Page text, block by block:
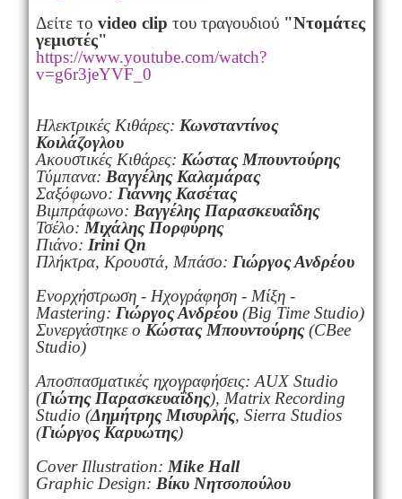
Δείτε το video clip του τραγουδιού"Ντομάτες
γεμιστές"
https://www.youtube.com/watch?
v=g6r3jeYVF_0
Ηλεκτρικές Κιθάρες: Κωνσταντίνος
Κοιλάζογλου
Ακουστικές Κιθάρες: Κώστας Μπουντούρης
Τύμπανα: Βαγγέλης Καλαμάρας
Σαξόφωνο: Γιάννης Κασέτας
Βιμπράφωνο: Βαγγέλης Παρασκευαΐδης
Τσέλο:Μιχάλης Πορφύρης
Πιάνο: Irini Qn
Πλήκτρα, Κρουστά, Μπάσο: Γιώργος Ανδρέου
Ενορχήστρωση - Ηχογράφηση - Μίξη -
Μastering: Γιώργος Ανδρέου (Big Time Studio)
Συνεργάστηκε ο Κώστας Μπουντούρης(CBee
Studio)
Αποσπασματικές ηχογραφήσεις: AUX Studio
(Γιώτης Παρασκευαΐδης), Matrix Recording
Studio (Δημήτρης Μισυρλής, Sierra Studios
(Γιώργος Καρυώτης)
Cover Illustration:Mike Hall
Graphic Design: Βίκυ Νητσοπούλου